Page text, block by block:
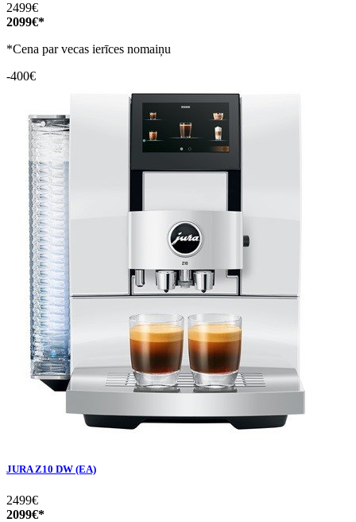
2499€
2099€*
*Cena par vecas ierīces nomaiņu
-400€
JURA Z10 DW (EA)
2499€
2099€*